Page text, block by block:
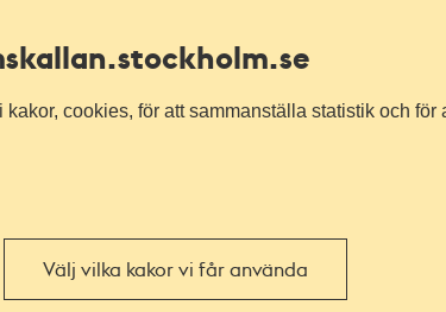
.stockholm.se
cookies, för att sammanställa statistik och för
Välj vilka kakor vi får använda